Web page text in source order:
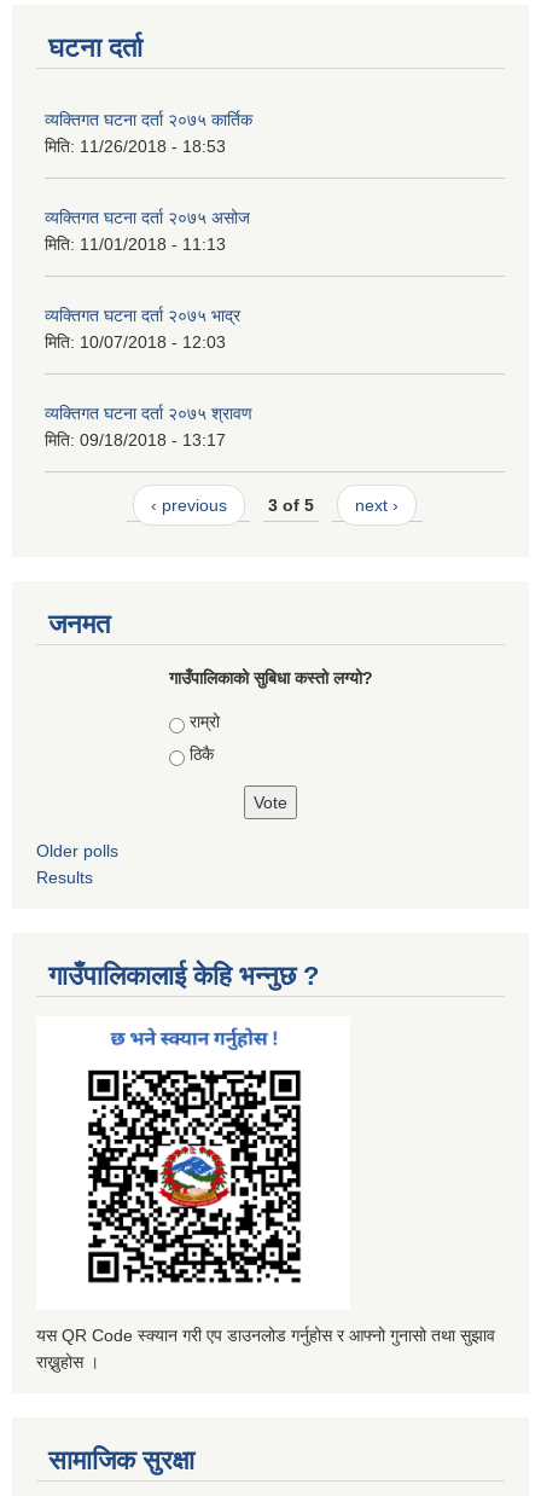
घटना दर्ता
व्यक्तिगत घटना दर्ता २०७५ कार्तिक
मिति: 11/26/2018 - 18:53
व्यक्तिगत घटना दर्ता २०७५ असोज
मिति: 11/01/2018 - 11:13
व्यक्तिगत घटना दर्ता २०७५ भाद्र
मिति: 10/07/2018 - 12:03
व्यक्तिगत घटना दर्ता २०७५ श्रावण
मिति: 09/18/2018 - 13:17
‹ previous 3 of 5 next ›
जनमत
गाउँपालिकाको सुबिधा कस्तो लग्यो?
Choices
राम्रो
ठिकै
Older polls
Results
गाउँपालिकालाई केहि भन्नुछ ?
यस QR Code स्क्यान गरी एप डाउनलोड गर्नुहोस र आफ्नो गुनासो तथा सुझाव
राख्नुहोस ।
सामाजिक सुरक्षा